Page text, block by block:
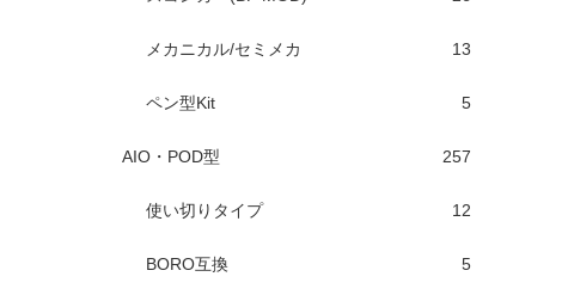
メカニカル/セミメカ 13
ペン型Kit 5
AIO・POD型 257
使い切りタイプ 12
BORO互換 5